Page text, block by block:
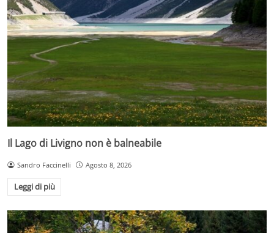
Il Lago di Livigno non è balneabile
Sandro Faccinelli Agosto 8, 2026
Leggi di più